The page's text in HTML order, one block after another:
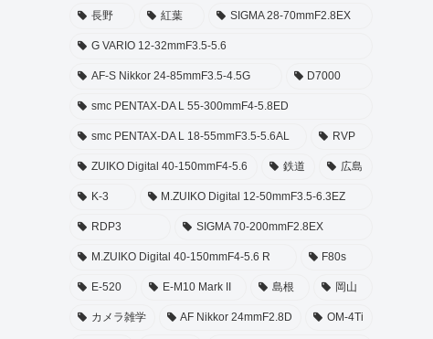
長野 紅葉 SIGMA 28-70mmF2.8EX
G VARIO 12-32mmF3.5-5.6
AF-S Nikkor 24-85mmF3.5-4.5G D7000
smc PENTAX-DA L 55-300mmF4-5.8ED
smc PENTAX-DA L 18-55mmF3.5-5.6AL RVP
ZUIKO Digital 40-150mmF4-5.6 鉄道 広島
K-3 M.ZUIKO Digital 12-50mmF3.5-6.3EZ
RDP3 SIGMA 70-200mmF2.8EX
M.ZUIKO Digital 40-150mmF4-5.6 R F80s
E-520 E-M10 Mark II 島根 岡山
カメラ雑学 AF Nikkor 24mmF2.8D OM-4Ti